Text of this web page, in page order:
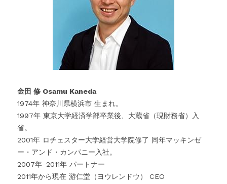
金田 修 Osamu Kaneda
1974年 神奈川県横浜市 生まれ。
1997年 東京大学経済学部卒業後、大蔵省（現財務省）入
省。
2001年 ロチェスター大学経営大学院修了 同年マッキンゼ
ー・アンド・カンパニー入社。
2007年–2011年 パートナー
2011年から現在 游仁堂（ヨウレンドウ） CEO